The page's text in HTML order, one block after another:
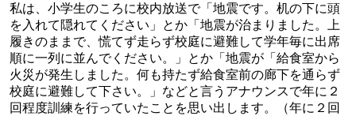
私は、小学生のころに校内放送で「地震です。机の下に頭
を入れて隠れてください」とか「地震が治まりました。上
履きのままで、慌てず走らず校庭に避難して学年毎に出席
順に一列に並んでください。」とか「地震が「給食室から
火災が発生しました。何も持たず給食室前の廊下を通らず
校庭に避難して下さい。」などと言うアナウンスで年に２
回程度訓練を行っていたことを思い出します。
（年に２回